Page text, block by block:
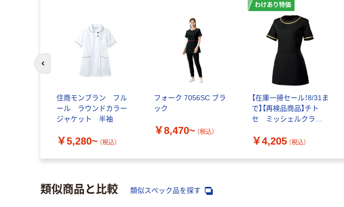
住商モンブラン フル
ール ラウンドカラー
ジャケット 半袖
￥5,280~ （税込）
フォーク 7056SC ブラ
ック
￥8,470~ （税込）
わけあり特価
【在庫一掃セール！8/31ま
で】【再検品商品】チト
セ ミッシェルクラン
ック L MK-0022 1枚（わ
￥4,205 （税込）
類似商品と比較 類似スペック品を探す